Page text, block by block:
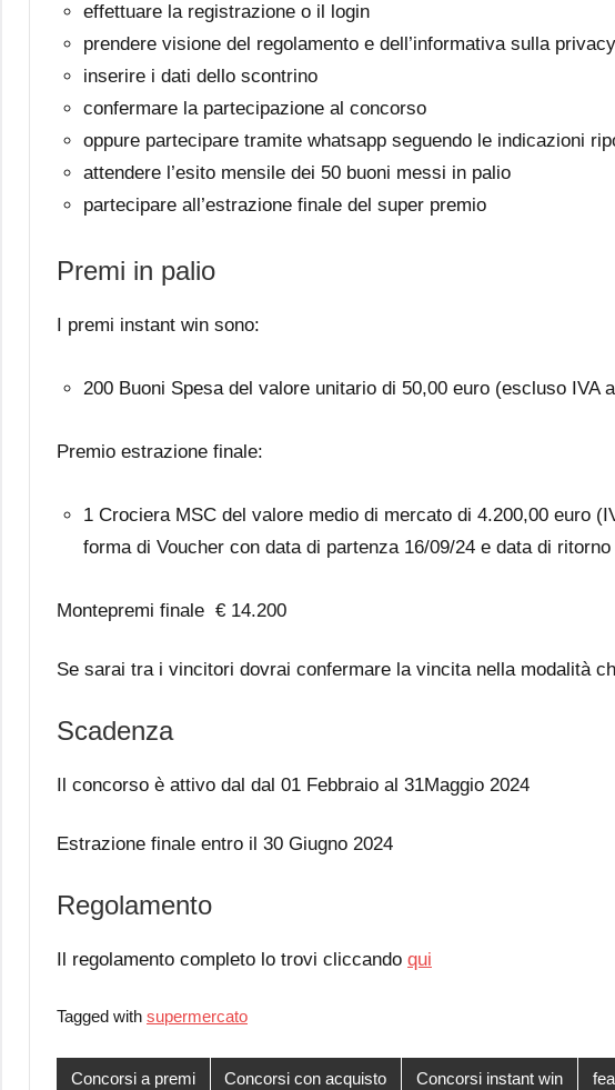
effettuare la registrazione o il login
prendere visione del regolamento e dell’informativa sulla privacy
inserire i dati dello scontrino
confermare la partecipazione al concorso
oppure partecipare tramite whatsapp seguendo le indicazioni
attendere l’esito mensile dei 50 buoni messi in palio
partecipare all’estrazione finale del super premio
Premi in palio
I premi instant win sono:
200 Buoni Spesa del valore unitario di 50,00 euro (escluso IVA
Premio estrazione finale:
1 Crociera MSC del valore medio di mercato di 4.200,00 euro
forma di Voucher con data di partenza 16/09/24 e data di ritorno
Montepremi finale € 14.200
Se sarai tra i vincitori dovrai confermare la vincita nella modalità
Scadenza
Il concorso è attivo dal dal 01 Febbraio al 31Maggio 2024
Estrazione finale entro il 30 Giugno 2024
Regolamento
Il regolamento completo lo trovi cliccando qui
Tagged with supermercato
Concorsi a premi Concorsi con acquisto Concorsi instant win